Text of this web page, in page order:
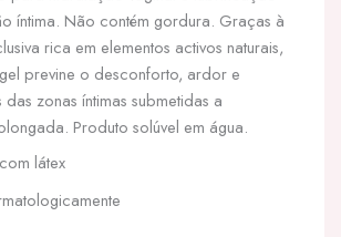
íntima. Não contém gordura. Graças à
rica em elementos activos naturais,
previne o desconforto, ardor e
zonas íntimas submetidas a
Produto solúvel em água.
látex